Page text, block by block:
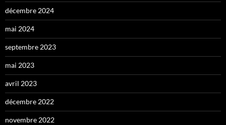
décembre 2024
mai 2024
septembre 2023
mai 2023
avril 2023
décembre 2022
novembre 2022